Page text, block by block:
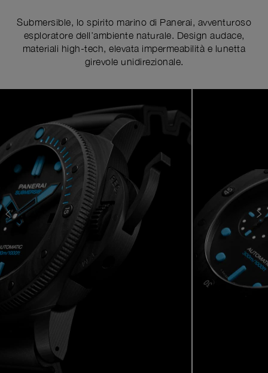
Submersible, lo spirito marino di Panerai, avventuroso
esploratore dell’ambiente naturale. Design audace,
materiali high-tech, elevata impermeabilità e lunetta
girevole unidirezionale.
Image